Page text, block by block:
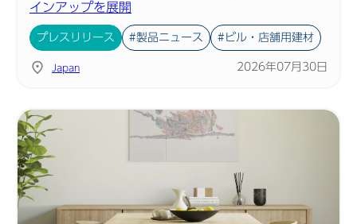
インアップを展開
プレスリリース #製品ニュース #ビル・店舗用建材
Japan 2026年07月30日